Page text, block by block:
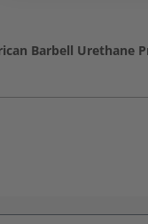
Barbell Urethane